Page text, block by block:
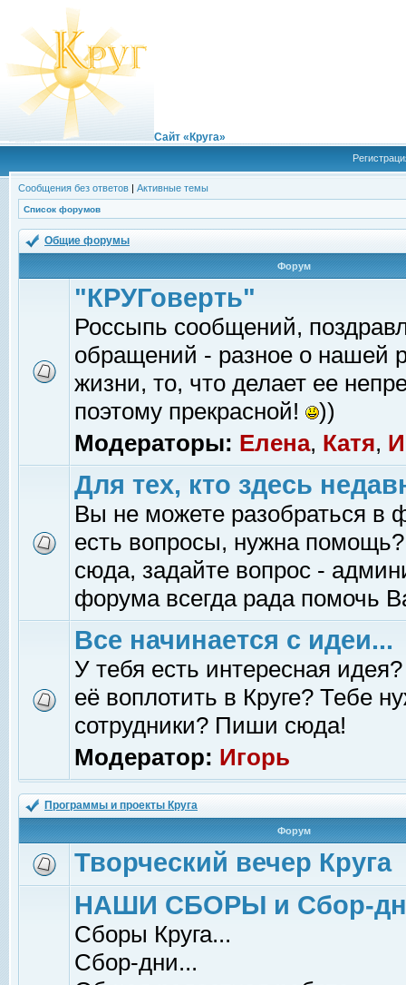
Сайт «Круга»
Сообщения без ответов | Активные темы
Список форумов
Общие форумы
Форум
"КРУГоверть"
Россыпь сообщений,
обращений - разное о нашей
жизни, то, что делает ее
поэтому прекрасной!
))
Модераторы: Елена, Катя,
Для тех, кто здесь
Вы не можете разобраться в
есть вопросы, нужна помощь?
сюда, задайте вопрос -
форума всегда рада помочь
Все начинается с идеи...
У тебя есть интересная
её воплотить в Круге? Тебе
сотрудники? Пиши сюда!
Модератор: Игорь
Программы и проекты Круга
Форум
Творческий вечер Круга
НАШИ СБОРЫ и Сбор-
Сборы Круга...
Сбор-дни...